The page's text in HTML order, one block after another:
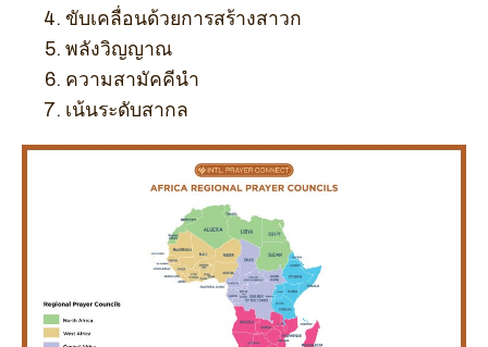
ขับเคลื่อนด้วยการสร้างสาวก
พลังวิญญาณ
ความสามัคคีนำ
เน้นระดับสากล